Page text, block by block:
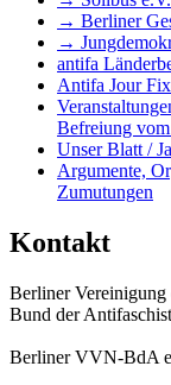
→ Berliner
→
antifa
Antifa Jour
Befreiung
Unser Blatt /
Argumente,
Zumutungen
Kontakt
Berliner Vereinigung
Bund der
Berliner VVN-BdA